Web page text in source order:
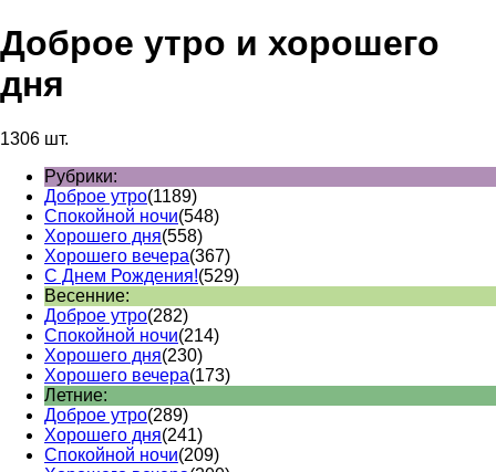
Доброе утро и хорошего
дня
1306 шт.
Рубрики:
Доброе утро(1189)
Спокойной ночи(548)
Хорошего дня(558)
Хорошего вечера(367)
С Днем Рождения!(529)
Весенние:
Доброе утро(282)
Спокойной ночи(214)
Хорошего дня(230)
Хорошего вечера(173)
Летние:
Доброе утро(289)
Хорошего дня(241)
Спокойной ночи(209)